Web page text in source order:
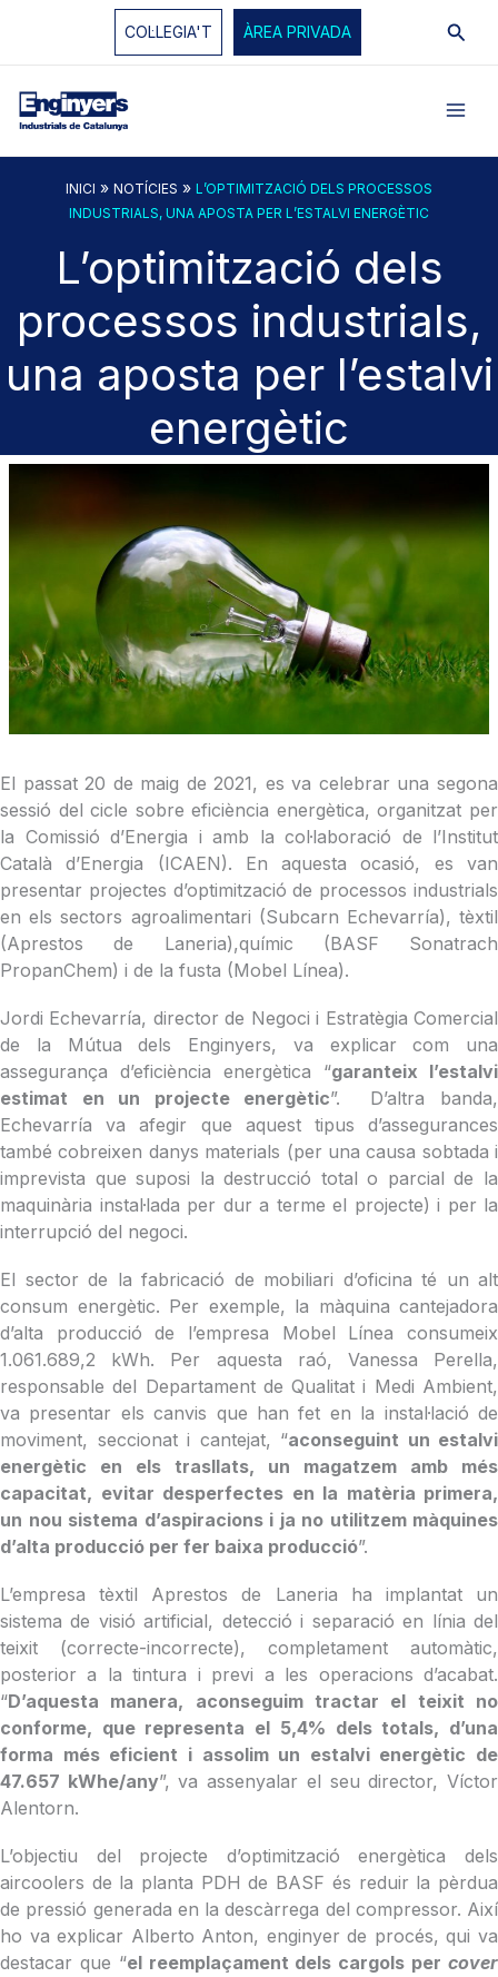
COL·LEGIA'T ÀREA PRIVADA
INICI » NOTÍCIES » L’OPTIMITZACIÓ DELS PROCESSOS
INDUSTRIALS, UNA APOSTA PER L’ESTALVI ENERGÈTIC
L’optimització dels
processos industrials,
una aposta per l’estalvi
energètic
El passat 20 de maig de 2021, es va celebrar una segona
sessió del cicle sobre eficiència energètica, organitzat per
la Comissió d’Energia i amb la col·laboració de l’Institut
Català d’Energia (ICAEN). En aquesta ocasió, es van
presentar projectes d’optimització de processos industrials
en els sectors agroalimentari (Subcarn Echevarría), tèxtil
(Aprestos de Laneria),químic (BASF Sonatrach
PropanChem) i de la fusta (Mobel Línea).
Jordi Echevarría, director de Negoci i Estratègia Comercial
de la Mútua dels Enginyers, va explicar com una
assegurança d’eficiència energètica “garanteix l’estalvi
estimat en un projecte energètic”. D’altra banda,
Echevarría va afegir que aquest tipus d’assegurances
també cobreixen danys materials (per una causa sobtada i
imprevista que suposi la destrucció total o parcial de la
maquinària instal·lada per dur a terme el projecte) i per la
interrupció del negoci.
El sector de la fabricació de mobiliari d’oficina té un alt
consum energètic. Per exemple, la màquina cantejadora
d’alta producció de l’empresa Mobel Línea consumeix
1.061.689,2 kWh. Per aquesta raó, Vanessa Perella,
responsable del Departament de Qualitat i Medi Ambient,
va presentar els canvis que han fet en la instal·lació de
moviment, seccionat i cantejat, “aconseguint un estalvi
energètic en els trasllats, un magatzem amb més
capacitat, evitar desperfectes en la matèria primera,
un nou sistema d’aspiracions i ja no utilitzem màquines
d’alta producció per fer baixa producció”.
L’empresa tèxtil Aprestos de Laneria ha implantat un
sistema de visió artificial, detecció i separació en línia del
teixit (correcte-incorrecte), completament automàtic,
posterior a la tintura i previ a les operacions d’acabat.
“D’aquesta manera, aconseguim tractar el teixit no
conforme, que representa el 5,4% dels totals, d’una
forma més eficient i assolim un estalvi energètic de
47.657 kWhe/any”, va assenyalar el seu director, Víctor
Alentorn.
L’objectiu del projecte d’optimització energètica dels
aircoolers de la planta PDH de BASF és reduir la pèrdua
de pressió generada en la descàrrega del compressor. Així
ho va explicar Alberto Anton, enginyer de procés, qui va
destacar que “el reemplaçament dels cargols percover